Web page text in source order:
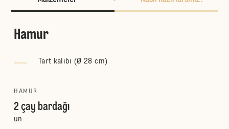
Hamur
Tart kalıbı (Ø 28 cm)
HAMUR
2 çay bardağı
un